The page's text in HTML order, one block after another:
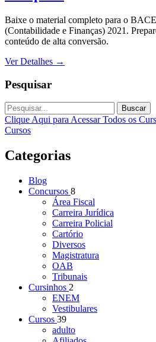
Baixe o material completo para o
(Contabilidade e Finanças) 2021.
conteúdo de alta conversão.
Ver Detalhes →
Pesquisar
Buscar
Clique Aqui para Acessar Todos os
Cursos
Categorias
Blog
Concursos 8
Área Fiscal
Carreira Jurídica
Carreira Policial
Cartório
Diversos
Magistratura
OAB
Tribunais
Cursinhos 2
ENEM
Vestibulares
Cursos 39
adulto